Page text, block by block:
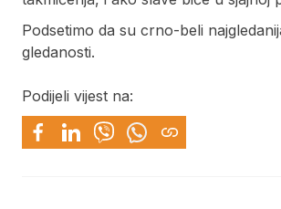
Podsetimo da su crno-beli
gledanosti.
Podijeli vijest na: